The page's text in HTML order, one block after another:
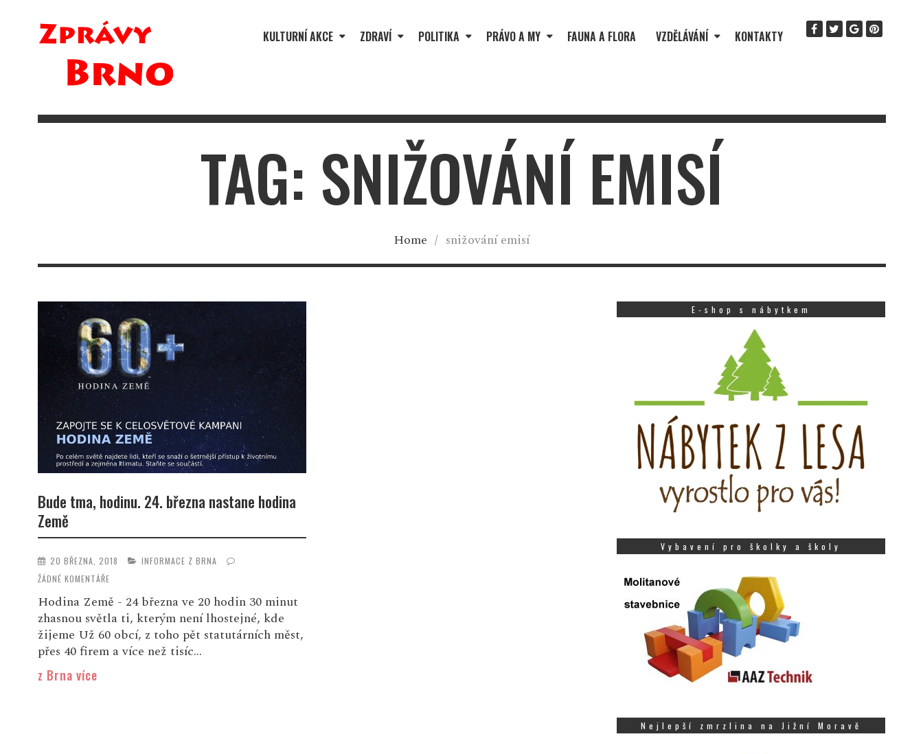
KULTURNÍ AKCE ZDRAVÍ POLITIKA PRÁVO A MY FAUNA A FLORA VZDĚLÁVÁNÍ KONTAKTY
TAG: SNIŽOVÁNÍ EMISÍ
Home / snižování emisí
Bude tma, hodinu. 24. března nastane hodina
Země
20 BŘEZNA, 2018
INFORMACE Z BRNA
ŽÁDNÉ KOMENTÁŘE
Hodina Země - 24 března ve 20 hodin 30 minut
zhasnou světla ti, kterým není lhostejné, kde
žijeme Už 60 obcí, z toho pět statutárních měst,
přes 40 firem a více než tisíc...
z Brna více
E-shop s nábytkem
Vybavení pro školky a školy
Nejlepší zmrzlina na Jižní Moravě